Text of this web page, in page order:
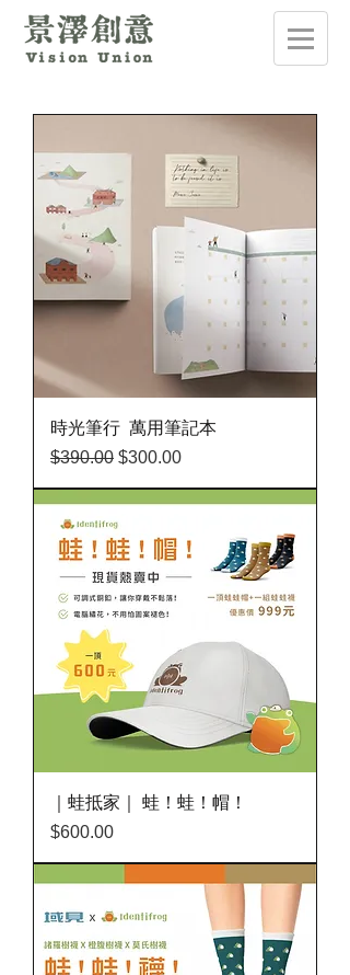
時光筆行 萬用筆記本
一般價格
$390.00 促銷價格
$300.00
｜蛙抵家｜ 蛙！蛙！帽！
價格
$600.00